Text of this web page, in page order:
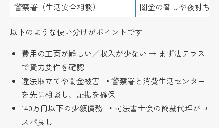
警察署（生活安全相談）
闇金の脅しや夜討ち
以下のような使い分けがポイントです
費用の工面が難しい／収入が少ない → まず法テラス
で資力要件を確認
違法取立てや闇金被害 → 警察署と消費生活センター
を先に相談し、証拠を確保
140万円以下の少額債務 → 司法書士会の簡裁代理がコ
スパ良し